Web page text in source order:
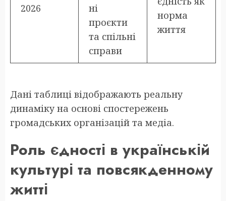
2026
ні
проєкти
та спільні
справи
норма
життя
Дані таблиці відображають реальну
динаміку на основі спостережень
громадських організацій та медіа.
Роль єдності в українській
культурі та повсякденному
житті